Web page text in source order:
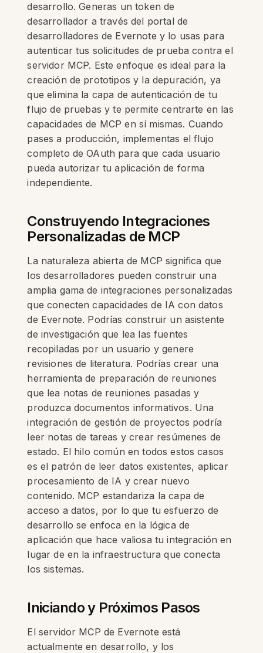
desarrollo. Generas un token de
desarrollador a través del portal de
desarrolladores de Evernote y lo usas para
autenticar tus solicitudes de prueba contra el
servidor MCP. Este enfoque es ideal para la
creación de prototipos y la depuración, ya
que elimina la capa de autenticación de tu
flujo de pruebas y te permite centrarte en las
capacidades de MCP en sí mismas. Cuando
pases a producción, implementas el flujo
completo de OAuth para que cada usuario
pueda autorizar tu aplicación de forma
independiente.
Construyendo Integraciones
Personalizadas de MCP
La naturaleza abierta de MCP significa que
los desarrolladores pueden construir una
amplia gama de integraciones personalizadas
que conecten capacidades de IA con datos
de Evernote. Podrías construir un asistente
de investigación que lea las fuentes
recopiladas por un usuario y genere
revisiones de literatura. Podrías crear una
herramienta de preparación de reuniones
que lea notas de reuniones pasadas y
produzca documentos informativos. Una
integración de gestión de proyectos podría
leer notas de tareas y crear resúmenes de
estado. El hilo común en todos estos casos
es el patrón de leer datos existentes, aplicar
procesamiento de IA y crear nuevo
contenido. MCP estandariza la capa de
acceso a datos, por lo que tu esfuerzo de
desarrollo se enfoca en la lógica de
aplicación que hace valiosa tu integración en
lugar de en la infraestructura que conecta
los sistemas.
Iniciando y Próximos Pasos
El servidor MCP de Evernote está
actualmente en desarrollo, y los